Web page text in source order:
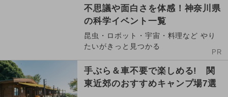
不思議や面白さを体感！神奈川県
の科学イベント一覧
昆虫・ロボット・宇宙・料理など やり
たいがきっと見つかる
PR
手ぶら＆車不要で楽しめる! 関
東近郊のおすすめキャンプ場7選